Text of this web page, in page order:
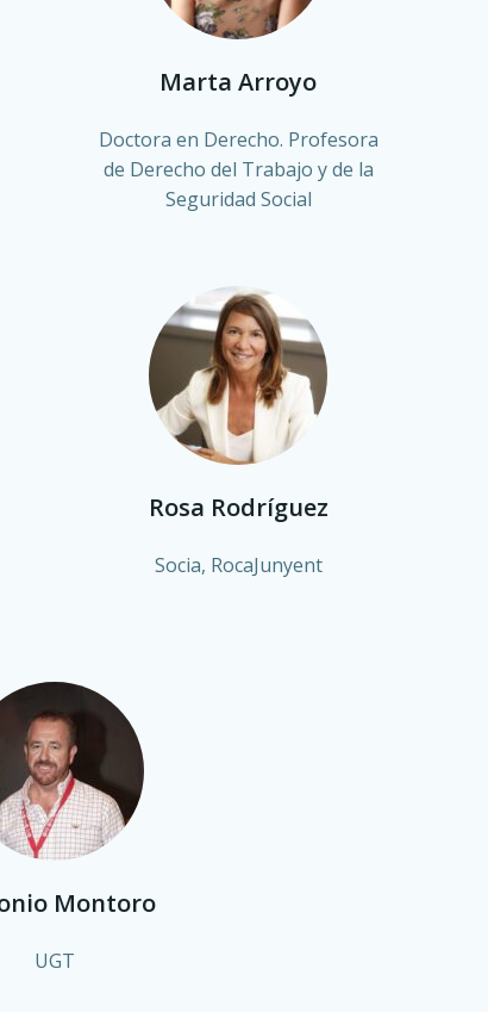
Marta Arroyo
Doctora en Derecho. Profesora
de Derecho del Trabajo y de la
Seguridad Social
Rosa Rodríguez
Socia, RocaJunyent
Montoro
UGT